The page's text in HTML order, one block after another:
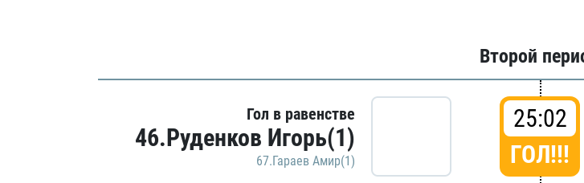
Второй
Гол в равенстве
46.Руденков Игорь(1)
67.Гараев Амир(1)
25:02
ГОЛ!!!